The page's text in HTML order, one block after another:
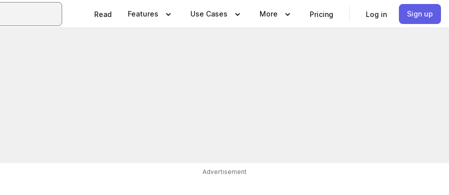
Read Features Use Cases More Pricing Log in Sign up
Advertisement